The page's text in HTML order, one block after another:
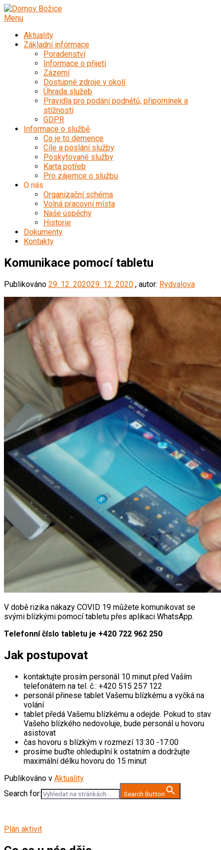
Přeskočit
na
Menu
Aktuality
Základní informace
Poradenství
Informace o přijetí
Zázemí
Dostupné zdroje v okolí
Úhrada služeb
Pravidla pro podání podnětů, připomínek a
stížností
GDPR
Informace o službě
Co je to demence
Cíle a poslání služby
Poskytované služby
Karta potřeb
Pro zájemce o službu
O nás
Organizační schéma
Volná pracovní místa
Naše úspěchy
Historie
Dokumenty
Kontakty
Komunikace pomocí tabletu
Publikováno 29. 12. 202029. 12. 2020 , autor: Rydvalova
V době rizika nákazy COVID 19 můžete komunikovat se
svými blízkými pomocí tabletu přes aplikaci WhatsApp.
Telefonní číslo tabletu je +420 722 962 250
Jak postupovat
kontaktujte prosím personál 10 minut před Vaším
telefonátem na tel. č.: +420 515 257 122
personál přinese tablet Vašemu blízkému a vyčká na
volání
tablet předá Vašemu blízkému a odejde. Pokud to stav
Vašeho blízkého nedovoluje, bude personál u hovoru
asistovat
čas hovoru s blízkým v rozmezí 13:30 -17:00
prosíme buďte ohleduplní k ostatním a dodržujte
maximální délku hovoru do 15 minut
Publikováno v Aktuality
Search for:
Search Button
Plán aktivit